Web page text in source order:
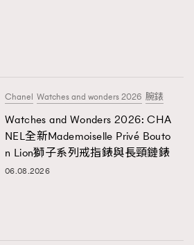
Chanel Watches and wonders 2026 腕錶
Watches and Wonders 2026: CHA
NEL全新Mademoiselle Privé Bouto
n Lion獅子系列戒指錶與長頸鏈錶
06.08.2026